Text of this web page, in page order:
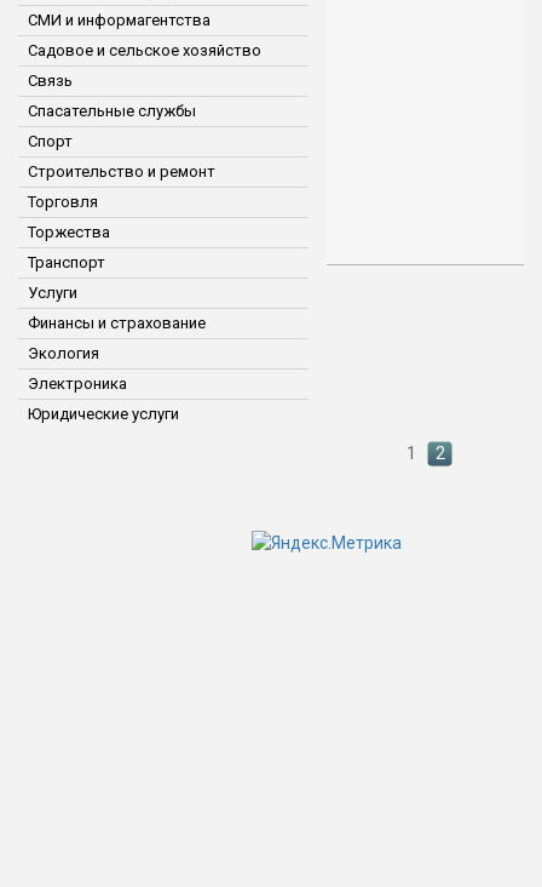
СМИ и информагентства
Садовое и сельское хозяйство
Связь
Спасательные службы
Спорт
Строительство и ремонт
Торговля
Торжества
Транспорт
Услуги
Финансы и страхование
Экология
Электроника
Юридические услуги
1 2